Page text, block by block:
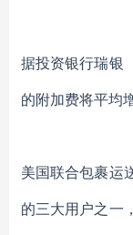
据投资银行瑞银
的附加费将平均
美国联合包裹运
的三大用户之一